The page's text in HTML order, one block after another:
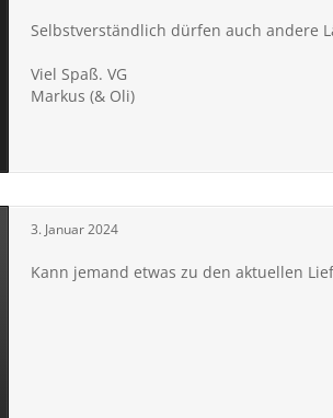
Selbstverständlich dürfen auch andere
Viel Spaß. VG
Markus (& Oli)
3. Januar 2024
Kann jemand etwas zu den aktuellen